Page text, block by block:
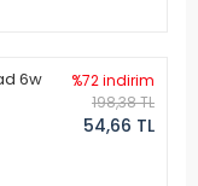
6w
%72 indirim
198,38 TL
54,66 TL